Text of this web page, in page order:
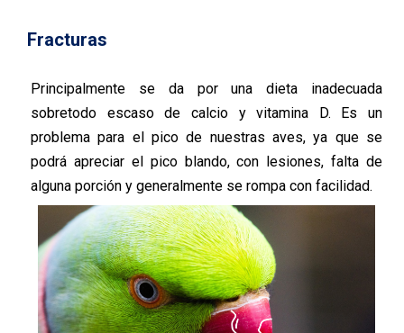
Fracturas
Principalmente se da por una dieta inadecuada
sobretodo escaso de calcio y vitamina D. Es un
problema para el pico de nuestras aves, ya que se
podrá apreciar el pico blando, con lesiones, falta de
alguna porción y generalmente se rompa con facilidad.